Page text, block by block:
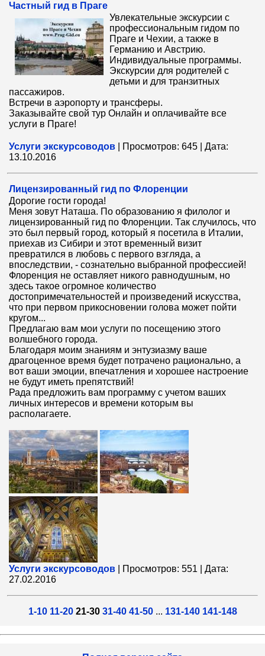
Частный гид в Праге
Увлекательные экскурсии с
профессиональным гидом по
Праге и Чехии, а также в
Германию и Австрию.
Индивидуальные программы.
Экскурсии для родителей с
детьми и для транзитных
пассажиров.
Встречи в аэропорту и трансферы.
Заказывайте свой тур Онлайн и оплачивaйте все
услуги в Праге!
Услуги экскурсоводов Просмотров: 645
Дата:
13.10.2016
Лицензированный гид по Флоренции
Дорогие гости города!
Меня зовут Наташа. По образованию я филолог и
лицензированный гид по Флоренции. Так случилось, что
это был первый город, который я посетила в Италии,
приехав из Сибири и этот временный визит
превратился в любовь с первого взгляда, а
впоследствии, - сознательно выбранной профессией!
Флоренция не оставляет никого равнодушным, но
здесь такое огромное количество
достопримечательностей и произведений искусства,
что при первом прикосновении голова может пойти
кругом...
Предлагаю вам мои услуги по посещению этого
волшебного города.
Благодаря моим знаниям и энтузиазму ваше
драгоценное время будет потрачено рационально, а
вот ваши эмоции, впечатления и хорошее настроение
не будут иметь препятствий!
Рада предложить вам программу с учетом ваших
личных интересов и времени которым вы
располагаете.
Услуги экскурсоводов Просмотров: 551
Дата:
27.02.2016
1-10 11-20 21-30 31-40 41-50 ... 131-140 141-148